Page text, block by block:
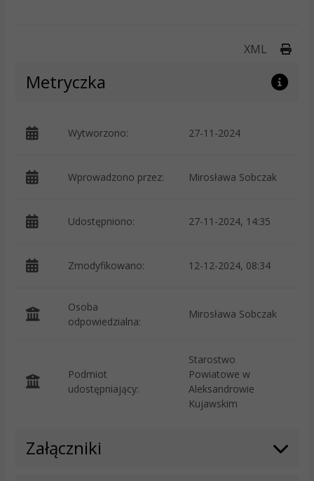
XML
Metryczka
Wytworzono: 27-11-2024
Wprowadzono przez: Mirosława Sobczak
Udostępniono: 27-11-2024, 14:35
Zmodyfikowano: 12-12-2024, 08:34
Osoba
odpowiedzialna:
Mirosława Sobczak
Podmiot
udostępniający:
Starostwo
Powiatowe w
Aleksandrowie
Kujawskim
Załączniki